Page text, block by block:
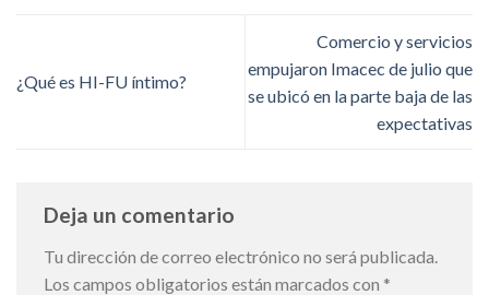
¿Qué es HI-FU íntimo?
Comercio y servicios
empujaron Imacec de julio que
se ubicó en la parte baja de las
expectativas
Deja un comentario
Tu dirección de correo electrónico no será publicada.
Los campos obligatorios están marcados con *